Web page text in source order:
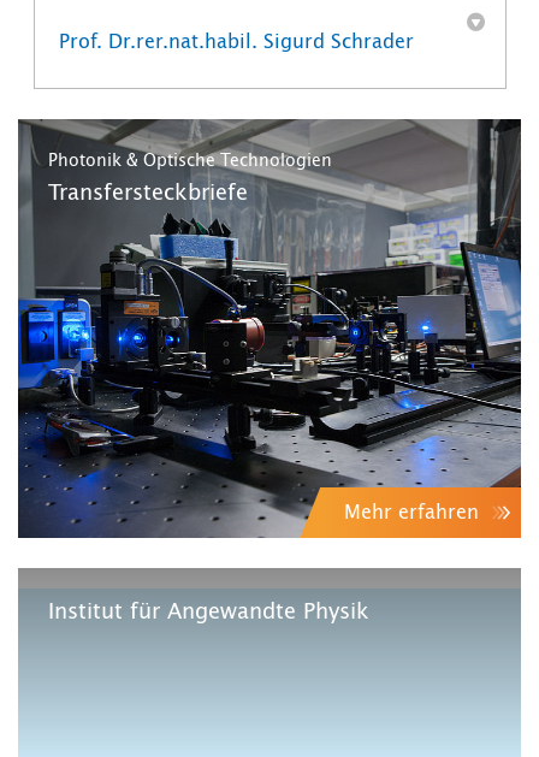
Prof. Dr.rer.nat.habil. Sigurd Schrader
Photonik & Optische Technologien
Transfersteckbriefe
Mehr erfahren
Institut für Angewandte Physik